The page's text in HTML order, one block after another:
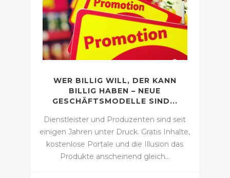
WER BILLIG WILL, DER KANN
BILLIG HABEN – NEUE
GESCHÄFTSMODELLE SIND...
Dienstleister und Produzenten sind seit
einigen Jahren unter Druck. Gratis Inhalte,
kostenlose Portale und die Illusion das
Produkte anscheinend gleich…